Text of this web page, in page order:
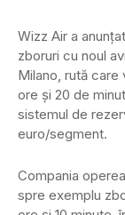
Wizz Air a
zboruri cu noul
Milano, rută care
ore și 20 de
sistemul de
euro/segment.
Compania
spre exemplu